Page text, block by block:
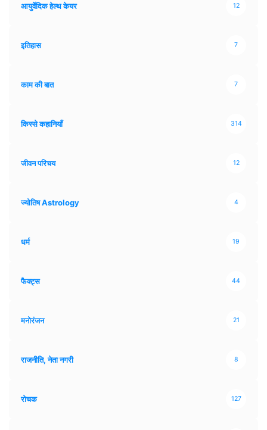
आयुर्वेदिक हेल्थ केयर 12
इतिहास 7
काम की बात 7
किस्से कहानियाँ 314
जीवन परिचय 12
ज्योतिष Astrology 4
धर्म 19
फैक्ट्स 44
मनोरंजन 21
राजनीति, नेता नगरी 8
रोचक 127